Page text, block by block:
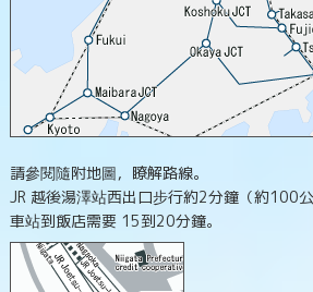
請參閱隨附地圖，瞭解路線。
JR 越後湯澤站西出口步行約2分鐘（約100公
車站到飯店需要 15到20分鐘。